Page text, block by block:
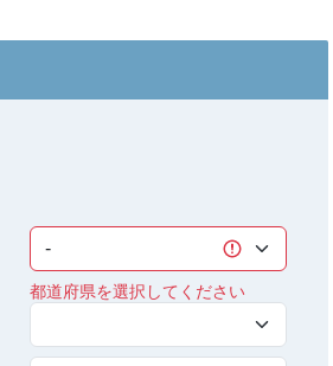
都道府県を選択してください